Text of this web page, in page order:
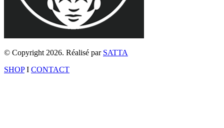
© Copyright 2026. Réalisé par SATTA
SHOPI CONTACT